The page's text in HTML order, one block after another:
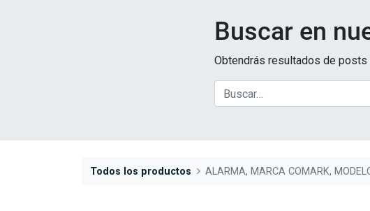
Buscar en
Obtendrás resultados de posts
Todos los productos ALARMA, MARCA COMARK,